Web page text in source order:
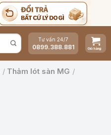
Tư vấn 24/7
0899.388.881
/ Thảm lót sàn MG /